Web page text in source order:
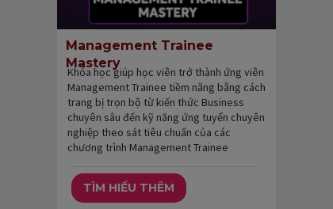
Khóa học giúp học viên trở thành ứng viên
Management Trainee tiềm năng bằng cách
trang bị trọn bộ từ kiến thức Business
chuyên sâu đến kỹ năng ứng tuyển chuyên
nghiệp theo sát tiêu chuẩn của các
chương trình Management Trainee
Management Trainee
Mastery
TÌM HIỂU THÊM